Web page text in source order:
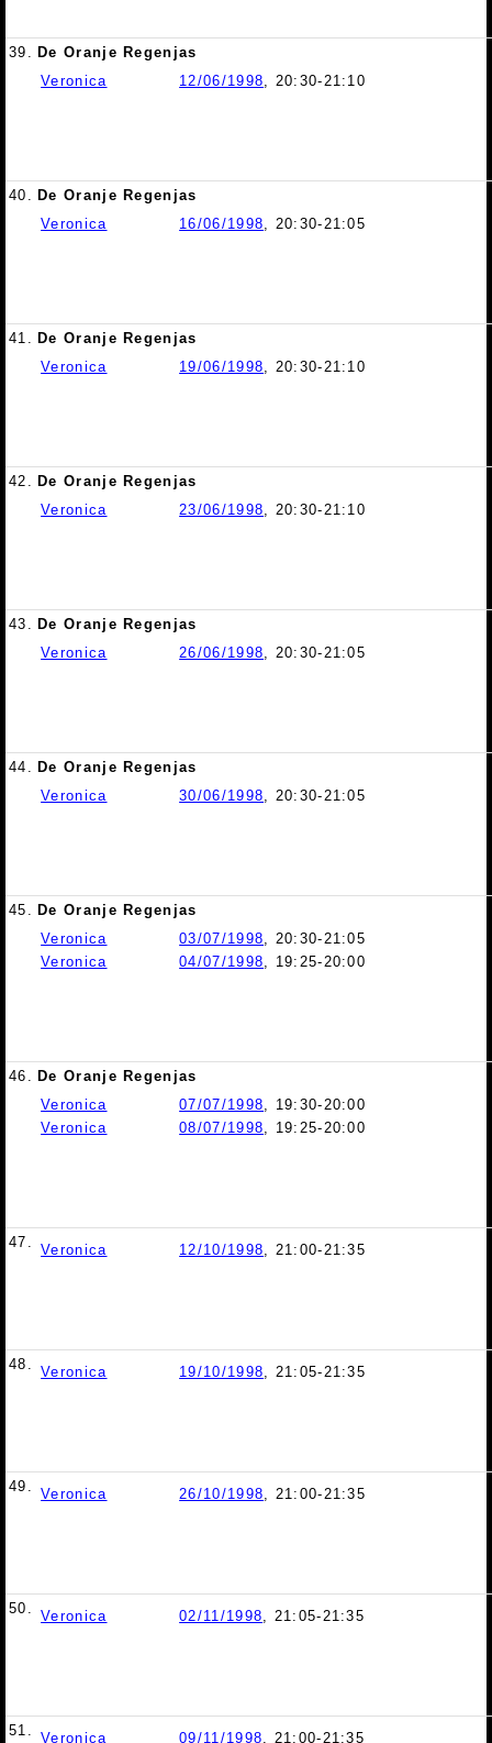
39. De Oranje Regenjas
Veronica
12/06/1998, 20:30-21:10
40. De Oranje Regenjas
Veronica
16/06/1998, 20:30-21:05
41. De Oranje Regenjas
Veronica
19/06/1998, 20:30-21:10
42. De Oranje Regenjas
Veronica
23/06/1998, 20:30-21:10
43. De Oranje Regenjas
Veronica
26/06/1998, 20:30-21:05
44. De Oranje Regenjas
Veronica
30/06/1998, 20:30-21:05
45. De Oranje Regenjas
Veronica
03/07/1998, 20:30-21:05
Veronica
04/07/1998, 19:25-20:00
46. De Oranje Regenjas
Veronica
07/07/1998, 19:30-20:00
Veronica
08/07/1998, 19:25-20:00
47. Veronica 12/10/1998, 21:00-21:35
48. Veronica 19/10/1998, 21:05-21:35
49. Veronica 26/10/1998, 21:00-21:35
50. Veronica 02/11/1998, 21:05-21:35
51. Veronica 09/11/1998, 21:00-21:35